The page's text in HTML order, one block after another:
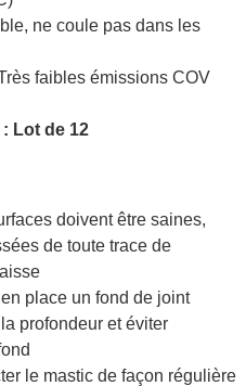
ne coule pas dans les
faibles émissions COV
Lot de 12
doivent être saines,
de toute trace de
en place un fond de joint
profondeur et éviter
le mastic de façon régulière